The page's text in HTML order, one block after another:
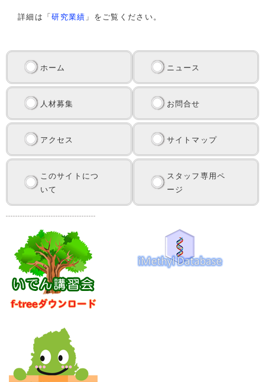
詳細は「研究業績 」をご覧ください。
ホーム ニュース
人材募集 お問合せ
アクセス サイトマップ
このサイトにつ
いて
スタッフ専用ペ
ージ